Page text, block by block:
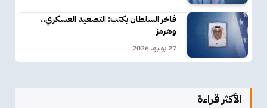
فاخر السلطان يكتب: التصعيد العسكري..
وهرمز
27 يوليو، 2026
الأكثر قراءة